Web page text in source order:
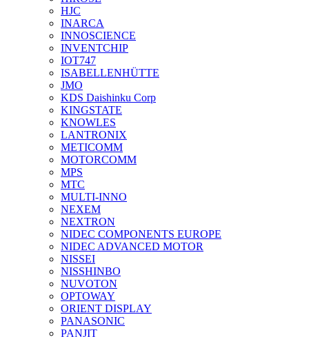
HJC
INARCA
INNOSCIENCE
INVENTCHIP
IOT747
ISABELLENHÜTTE
JMO
KDS Daishinku Corp
KINGSTATE
KNOWLES
LANTRONIX
METICOMM
MOTORCOMM
MPS
MTC
MULTI-INNO
NEXEM
NEXTRON
NIDEC COMPONENTS EUROPE
NIDEC ADVANCED MOTOR
NISSEI
NISSHINBO
NUVOTON
OPTOWAY
ORIENT DISPLAY
PANASONIC
PANJIT